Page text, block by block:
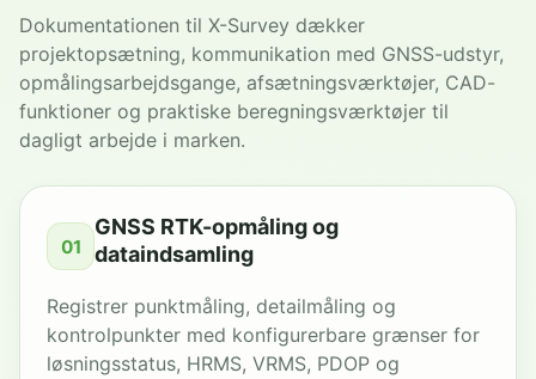
Dokumentationen til X-Survey dækker
projektopsætning, kommunikation med GNSS-udstyr,
opmålingsarbejdsgange, afsætningsværktøjer, CAD-
funktioner og praktiske beregningsværktøjer til
dagligt arbejde i marken.
01
GNSS RTK-opmåling og
dataindsamling
Registrer punktmåling, detailmåling og
kontrolpunkter med konfigurerbare grænser for
løsningsstatus, HRMS, VRMS, PDOP og